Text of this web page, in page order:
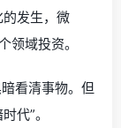
发生，微
领域投资。
看清事物。但
代”。